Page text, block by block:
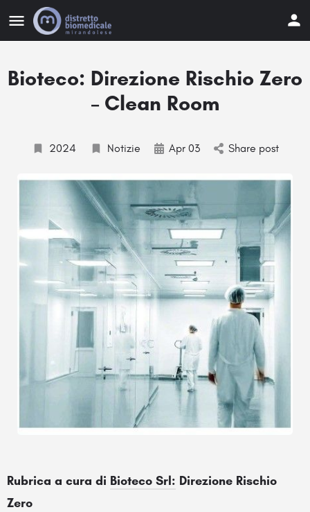
Bioteco: Direzione Rischio Zero
– Clean Room
2024 Notizie Apr 03 Share post
Rubrica a cura di Bioteco Srl: Direzione Rischio
Zero